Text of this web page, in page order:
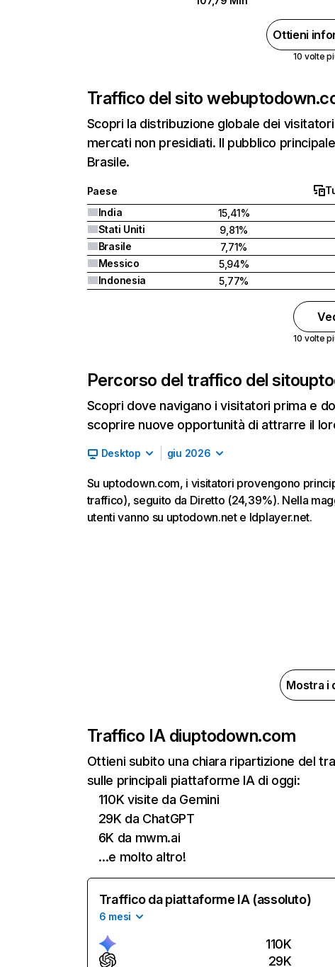
Ottieni
10 volte
Traffico del sito web
Scopri la distribuzione globale dei
mercati non presidiati. Il pubblico
Brasile.
Paese
India
15,41%
Stati Uniti
9,81%
Brasile
7,71%
Messico
5,94%
Indonesia
5,77%
10 volte
Percorso del traffico del sito
Scopri dove navigano i visitatori prima e
scoprire nuove opportunità di attrarre il
Desktop giu 2026
Su uptodown.com, i visitatori provengono
traffico), seguito da Diretto (24,39%). Nella
utenti vanno su uptodown.net e ldplayer.net.
Mostra i
Traffico IA diuptodown.com
Ottieni subito una chiara ripartizione del
sulle principali piattaforme IA di oggi:
110K visite da Gemini
29K da ChatGPT
6K da mwm.ai
…e molto altro!
Traffico da piattaforme IA (assoluto)
6 mesi
110K
29K